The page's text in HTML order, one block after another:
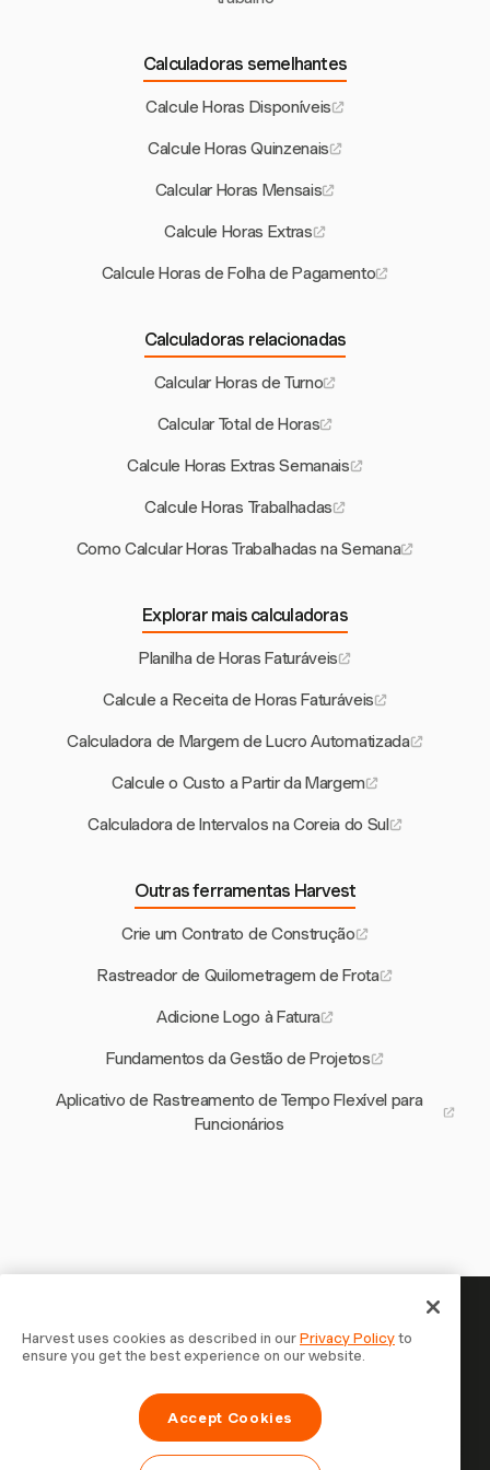
Calculadoras semelhantes
Calcule Horas Disponíveis
Calcule Horas Quinzenais
Calcular Horas Mensais
Calcule Horas Extras
Calcule Horas de Folha de Pagamento
Calculadoras relacionadas
Calcular Horas de Turno
Calcular Total de Horas
Calcule Horas Extras Semanais
Calcule Horas Trabalhadas
Como Calcular Horas Trabalhadas na Semana
Explorar mais calculadoras
Planilha de Horas Faturáveis
Calcule a Receita de Horas Faturáveis
Calculadora de Margem de Lucro Automatizada
Calcule o Custo a Partir da Margem
Calculadora de Intervalos na Coreia do Sul
Outras ferramentas Harvest
Crie um Contrato de Construção
Rastreador de Quilometragem de Frota
Adicione Logo à Fatura
Fundamentos da Gestão de Projetos
Aplicativo de Rastreamento de Tempo Flexível para
Funcionários
Seu tempo merece ser
registrado — comece agora
Junte-se a mais de 70.000 empresas que controlam o
tempo, faturam clientes e recebem mais rápido com
Harvest uses cookies as described in ourPrivacy Policyto
ensure you get the best experience on our website.
Accept Cookies